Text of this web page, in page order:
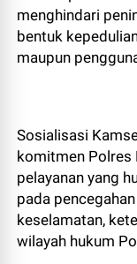
menghindari
bentuk
maupun
Sosialisasi
komitmen Polres
pelayanan yang
pada
keselamatan,
wilayah hukum